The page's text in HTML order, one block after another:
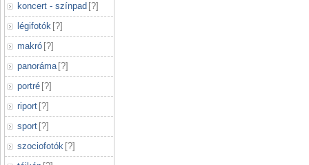
koncert - színpad [?]
légifotók [?]
makró [?]
panoráma [?]
portré [?]
riport [?]
sport [?]
szociofotók [?]